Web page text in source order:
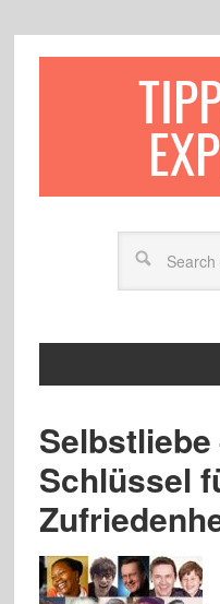
Selbstliebe
Schlüssel